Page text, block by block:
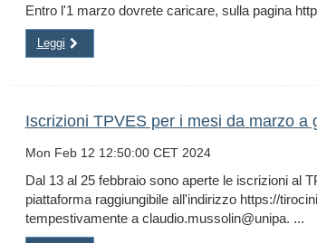
Entro l'1 marzo dovrete caricare, sulla pagina
Leggi
Iscrizioni TPVES per i mesi da marzo a
Mon Feb 12 12:50:00 CET 2024
Dal 13 al 25 febbraio sono aperte le iscrizioni al
piattaforma raggiungibile all'indirizzo https://
tempestivamente a claudio.mussolin@unipa. ...